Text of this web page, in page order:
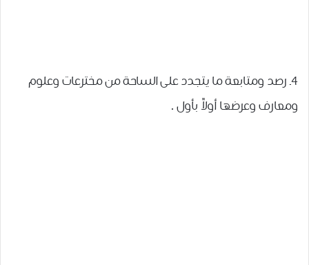
4ـ رصد ومتابعة ما يتجدد على الساحة من مخترعات وعلوم
ومعارف وعرضها أولاً بأول .